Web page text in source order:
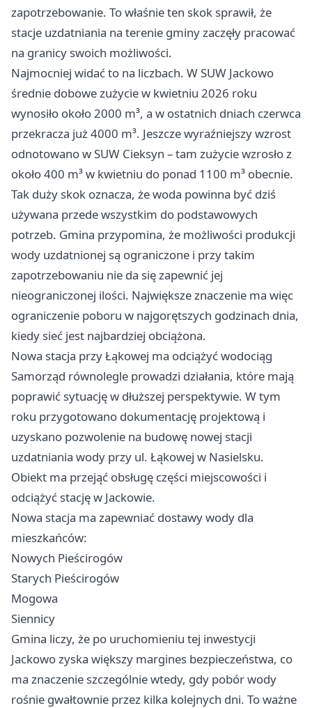
zapotrzebowanie. To właśnie ten skok sprawił, że
stacje uzdatniania na terenie gminy zaczęły pracować
na granicy swoich możliwości.
Najmocniej widać to na liczbach. W SUW Jackowo
średnie dobowe zużycie w kwietniu 2026 roku
wynosiło około 2000 m³, a w ostatnich dniach czerwca
przekracza już 4000 m³. Jeszcze wyraźniejszy wzrost
odnotowano w SUW Cieksyn – tam zużycie wzrosło z
około 400 m³ w kwietniu do ponad 1100 m³ obecnie.
Tak duży skok oznacza, że woda powinna być dziś
używana przede wszystkim do podstawowych
potrzeb. Gmina przypomina, że możliwości produkcji
wody uzdatnionej są ograniczone i przy takim
zapotrzebowaniu nie da się zapewnić jej
nieograniczonej ilości. Największe znaczenie ma więc
ograniczenie poboru w najgorętszych godzinach dnia,
kiedy sieć jest najbardziej obciążona.
Nowa stacja przy Łąkowej ma odciążyć wodociąg
Samorząd równolegle prowadzi działania, które mają
poprawić sytuację w dłuższej perspektywie. W tym
roku przygotowano dokumentację projektową i
uzyskano pozwolenie na budowę nowej stacji
uzdatniania wody przy ul. Łąkowej w Nasielsku.
Obiekt ma przejąć obsługę części miejscowości i
odciążyć stację w Jackowie.
Nowa stacja ma zapewniać dostawy wody dla
mieszkańców:
Nowych Pieścirogów
Starych Pieścirogów
Mogowa
Siennicy
Gmina liczy, że po uruchomieniu tej inwestycji
Jackowo zyska większy margines bezpieczeństwa, co
ma znaczenie szczególnie wtedy, gdy pobór wody
rośnie gwałtownie przez kilka kolejnych dni. To ważne